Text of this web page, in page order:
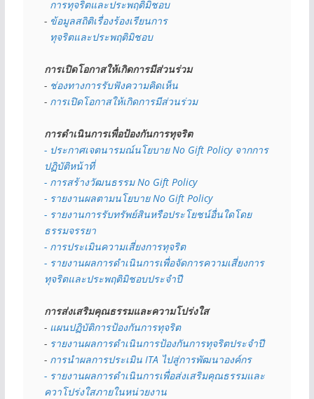
  การทุจริตและประพฤติมิชอบ
- ข้อมูลสถิติเรื่องร้องเรียนการ
  ทุจริตและประพฤติมิชอบ
การเปิดโอกาสให้เกิดการมีส่วนร่วม
- ช่องทางการรับฟังความคิดเห็น
- การเปิดโอกาสให้เกิดการมีส่วนร่วม
การดำเนินการเพื่อป้องกันการทุจริต
- ประกาศเจตนารมณ์นโยบาย No Gift Policy จากการ
ปฏิบัติหน้าที่
- การสร้างวัฒนธรรม No Gift Policy
- รายงานผลตามนโยบาย No Gift Policy
- รายงานการรับทรัพย์สินหรือประโยชน์อื่นใดโดย
ธรรมจรรยา
- การประเมินความเสี่ยงการทุจริต
- รายงานผลการดำเนินการเพื่อจัดการความเสี่ยงการ
ทุจริตและประพฤติมิชอบประจำปี
การส่งเสริมคุณธรรมและความโปร่งใส
- แผนปฏิบัติการป้องกันการทุจริต
- รายงานผลการดำเนินการป้องกันการทุจริตประจำปี
- การนำผลการประเมิน ITA ไปสู่การพัฒนาองค์กร
- รายงานผลการดำเนินการเพื่อส่งเสริมคุณธรรมและ
ควาโปร่งใสภายในหน่วยงาน